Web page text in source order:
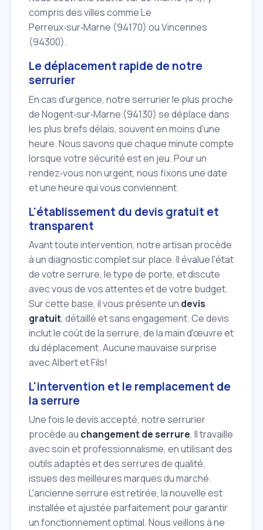
compris des villes comme Le
Perreux‑sur‑Marne (94170) ou Vincennes
(94300).
Le déplacement rapide de notre
serrurier
En cas d'urgence, notre serrurier le plus proche
de Nogent‑sur‑Marne (94130) se déplace dans
les plus brefs délais, souvent en moins d'une
heure. Nous savons que chaque minute compte
lorsque votre sécurité est en jeu. Pour un
rendez‑vous non urgent, nous fixons une date
et une heure qui vous conviennent.
L'établissement du devis gratuit et
transparent
Avant toute intervention, notre artisan procède
à un diagnostic complet sur place. Il évalue l'état
de votre serrure, le type de porte, et discute
avec vous de vos attentes et de votre budget.
Sur cette base, il vous présente un devis
gratuit, détaillé et sans engagement. Ce devis
inclut le coût de la serrure, de la main d'œuvre et
du déplacement. Aucune mauvaise surprise
avec Albert et Fils!
L'intervention et le remplacement de
la serrure
Une fois le devis accepté, notre serrurier
procède au changement de serrure. Il travaille
avec soin et professionnalisme, en utilisant des
outils adaptés et des serrures de qualité,
issues des meilleures marques du marché.
L'ancienne serrure est retirée, la nouvelle est
installée et ajustée parfaitement pour garantir
un fonctionnement optimal. Nous veillons à ne